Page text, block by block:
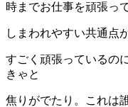
時までお仕事を頑張っ
しまわれやすい共通点
すごく頑張っているの
きゃと
焦りがでたり。これは